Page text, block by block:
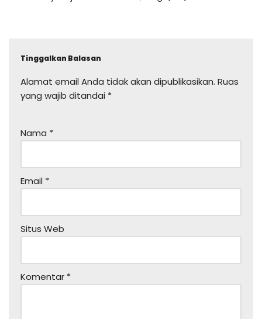
Tinggalkan Balasan
Alamat email Anda tidak akan dipublikasikan. Ruas
yang wajib ditandai *
Nama *
Email *
Situs Web
Komentar *